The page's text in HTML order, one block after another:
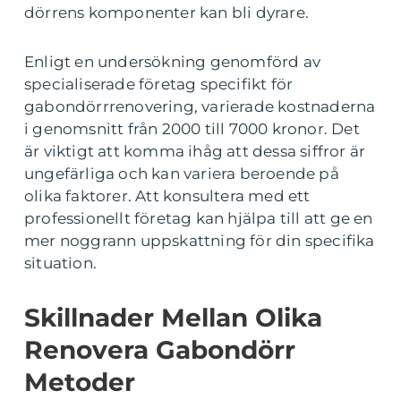
dörrens komponenter kan bli dyrare.
Enligt en undersökning genomförd av
specialiserade företag specifikt för
gabondörrrenovering, varierade kostnaderna
i genomsnitt från 2000 till 7000 kronor. Det
är viktigt att komma ihåg att dessa siffror är
ungefärliga och kan variera beroende på
olika faktorer. Att konsultera med ett
professionellt företag kan hjälpa till att ge en
mer noggrann uppskattning för din specifika
situation.
Skillnader Mellan Olika
Renovera Gabondörr
Metoder